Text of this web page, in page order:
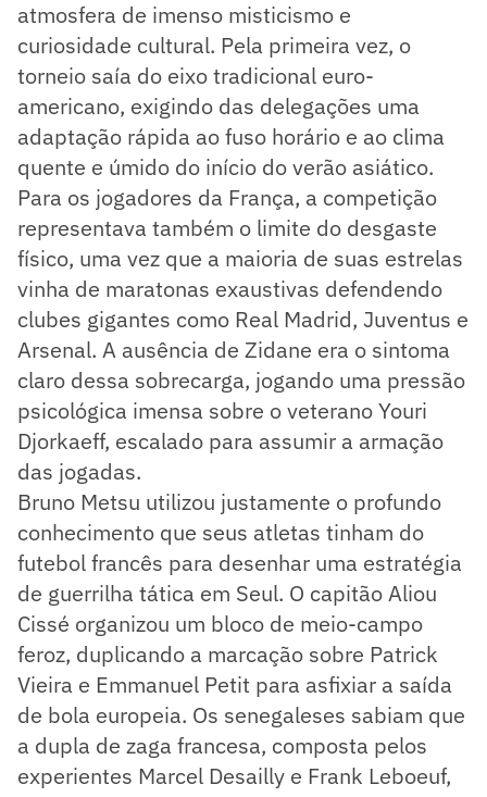
atmosfera de imenso misticismo e
curiosidade cultural. Pela primeira vez, o
torneio saía do eixo tradicional euro-
americano, exigindo das delegações uma
adaptação rápida ao fuso horário e ao clima
quente e úmido do início do verão asiático.
Para os jogadores da França, a competição
representava também o limite do desgaste
físico, uma vez que a maioria de suas estrelas
vinha de maratonas exaustivas defendendo
clubes gigantes como Real Madrid, Juventus e
Arsenal. A ausência de Zidane era o sintoma
claro dessa sobrecarga, jogando uma pressão
psicológica imensa sobre o veterano Youri
Djorkaeff, escalado para assumir a armação
das jogadas.
Bruno Metsu utilizou justamente o profundo
conhecimento que seus atletas tinham do
futebol francês para desenhar uma estratégia
de guerrilha tática em Seul. O capitão Aliou
Cissé organizou um bloco de meio-campo
feroz, duplicando a marcação sobre Patrick
Vieira e Emmanuel Petit para asfixiar a saída
de bola europeia. Os senegaleses sabiam que
a dupla de zaga francesa, composta pelos
experientes Marcel Desailly e Frank Leboeuf,